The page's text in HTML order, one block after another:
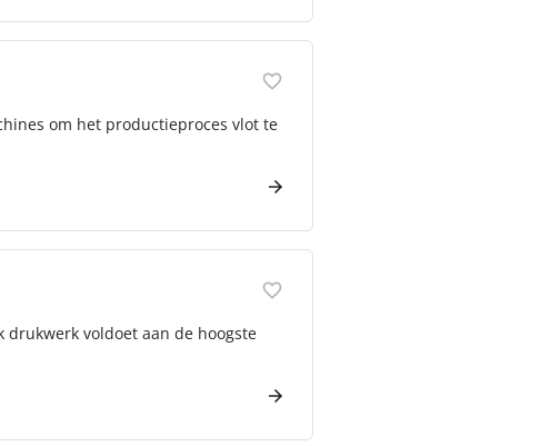
om het productieproces vlot te
voldoet aan de hoogste